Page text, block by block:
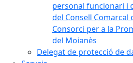
personal funcionari i
del Consell Comarcal
Consorci per a la
del Moianès
Delegat de protecció de